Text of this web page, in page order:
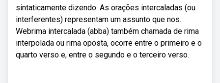
sintaticamente dizendo. As orações intercaladas (ou
interferentes) representam um assunto que nos.
Webrima intercalada (abba) também chamada de rima
interpolada ou rima oposta, ocorre entre o primeiro e o
quarto verso e, entre o segundo e o terceiro verso.